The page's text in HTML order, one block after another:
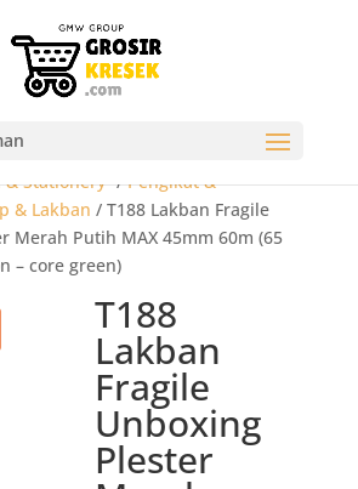
& Stationery-/Pengikat &
& Lakban / T188 Lakban Fragile
Merah Putih MAX 45mm 60m (65
– core green)
T188
Lakban
Fragile
Unboxing
Plester